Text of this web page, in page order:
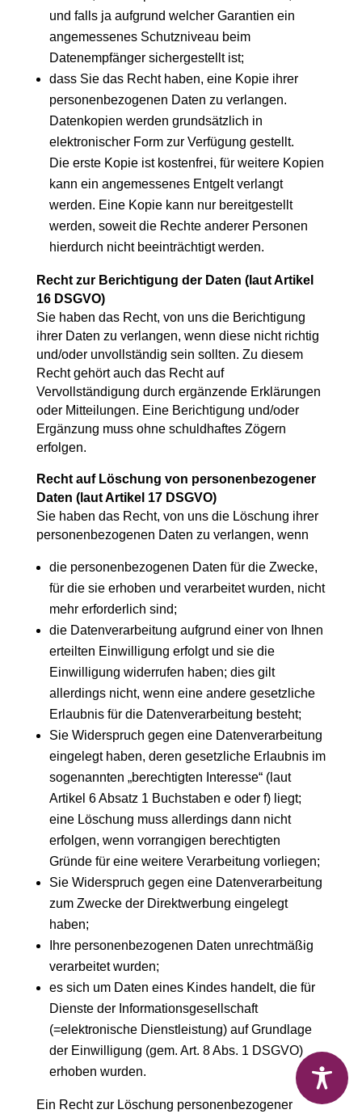
und falls ja aufgrund welcher Garantien ein
angemessenes Schutzniveau beim
Datenempfänger sichergestellt ist;
dass Sie das Recht haben, eine Kopie ihrer
personenbezogenen Daten zu verlangen.
Datenkopien werden grundsätzlich in
elektronischer Form zur Verfügung gestellt.
Die erste Kopie ist kostenfrei, für weitere Kopien
kann ein angemessenes Entgelt verlangt
werden. Eine Kopie kann nur bereitgestellt
werden, soweit die Rechte anderer Personen
hierdurch nicht beeinträchtigt werden.
Recht zur Berichtigung der Daten (laut Artikel
16 DSGVO)
Sie haben das Recht, von uns die Berichtigung
ihrer Daten zu verlangen, wenn diese nicht richtig
und/oder unvollständig sein sollten. Zu diesem
Recht gehört auch das Recht auf
Vervollständigung durch ergänzende Erklärungen
oder Mitteilungen. Eine Berichtigung und/oder
Ergänzung muss ohne schuldhaftes Zögern
erfolgen.
Recht auf Löschung von personenbezogener
Daten (laut Artikel 17 DSGVO)
Sie haben das Recht, von uns die Löschung ihrer
personenbezogenen Daten zu verlangen, wenn
die personenbezogenen Daten für die Zwecke,
für die sie erhoben und verarbeitet wurden, nicht
mehr erforderlich sind;
die Datenverarbeitung aufgrund einer von Ihnen
erteilten Einwilligung erfolgt und sie die
Einwilligung widerrufen haben; dies gilt
allerdings nicht, wenn eine andere gesetzliche
Erlaubnis für die Datenverarbeitung besteht;
Sie Widerspruch gegen eine Datenverarbeitung
eingelegt haben, deren gesetzliche Erlaubnis im
sogenannten „berechtigten Interesse“ (laut
Artikel 6 Absatz 1 Buchstaben e oder f) liegt;
eine Löschung muss allerdings dann nicht
erfolgen, wenn vorrangigen berechtigten
Gründe für eine weitere Verarbeitung vorliegen;
Sie Widerspruch gegen eine Datenverarbeitung
zum Zwecke der Direktwerbung eingelegt
haben;
Ihre personenbezogenen Daten unrechtmäßig
verarbeitet wurden;
es sich um Daten eines Kindes handelt, die für
Dienste der Informationsgesellschaft
(=elektronische Dienstleistung) auf Grundlage
der Einwilligung (gem. Art. 8 Abs. 1 DSGVO)
erhoben wurden.
Ein Recht zur Löschung personenbezogener